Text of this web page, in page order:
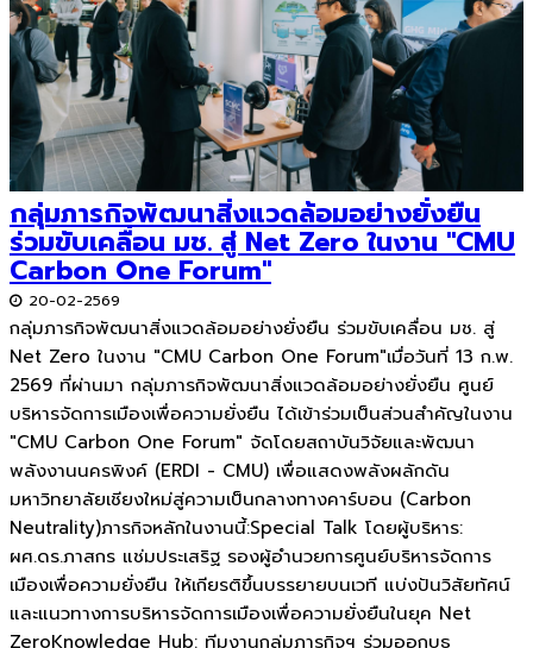
กลุ่มภารกิจพัฒนาสิ่งแวดล้อมอย่างยั่งยืน
ร่วมขับเคลื่อน มช. สู่ Net Zero ในงาน "CMU
Carbon One Forum"
20-02-2569
กลุ่มภารกิจพัฒนาสิ่งแวดล้อมอย่างยั่งยืน ร่วมขับเคลื่อน มช. สู่
Net Zero ในงาน "CMU Carbon One Forum"เมื่อวันที่ 13 ก.พ.
2569 ที่ผ่านมา กลุ่มภารกิจพัฒนาสิ่งแวดล้อมอย่างยั่งยืน ศูนย์
บริหารจัดการเมืองเพื่อความยั่งยืน ได้เข้าร่วมเป็นส่วนสำคัญในงาน
"CMU Carbon One Forum" จัดโดยสถาบันวิจัยและพัฒนา
พลังงานนครพิงค์ (ERDI - CMU) เพื่อแสดงพลังผลักดัน
มหาวิทยาลัยเชียงใหม่สู่ความเป็นกลางทางคาร์บอน (Carbon
Neutrality)ภารกิจหลักในงานนี้:Special Talk โดยผู้บริหาร:
ผศ.ดร.ภาสกร แช่มประเสริฐ รองผู้อำนวยการศูนย์บริหารจัดการ
เมืองเพื่อความยั่งยืน ให้เกียรติขึ้นบรรยายบนเวที แบ่งปันวิสัยทัศน์
และแนวทางการบริหารจัดการเมืองเพื่อความยั่งยืนในยุค Net
ZeroKnowledge Hub: ทีมงานกลุ่มภารกิจฯ ร่วมออกบูธ